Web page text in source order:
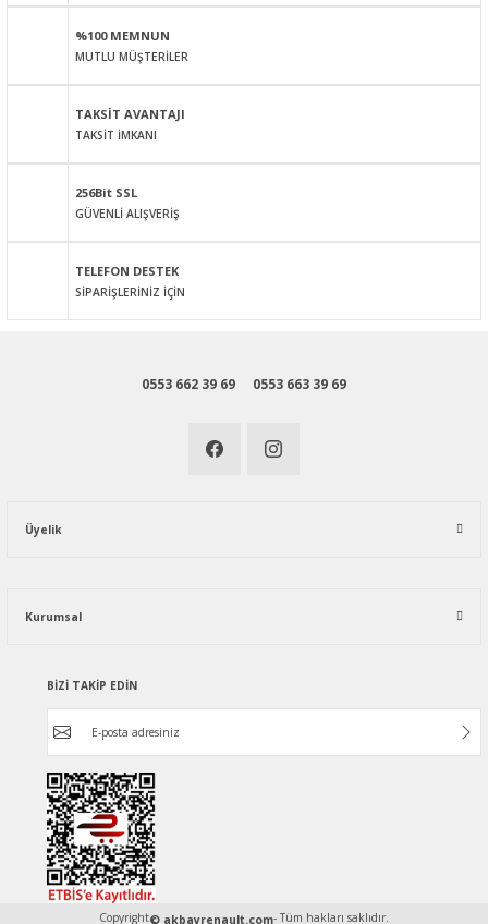
Ürün bilgilerinde hatalar bulunuyor.
Bu ürüne benzer farklı alternatifler olmalı.
%100 MEMNUN
MUTLU MÜŞTERİLER
TAKSİT AVANTAJI
TAKSİT İMKANI
256Bit SSL
GÜVENLİ ALIŞVERİŞ
TELEFON DESTEK
SİPARİŞLERİNİZ İÇİN
0553 662 39 69 0553 663 39 69
Üyelik
Kurumsal
BİZİ TAKİP EDİN
Copyright© akbayrenault.com- Tüm hakları saklıdır.